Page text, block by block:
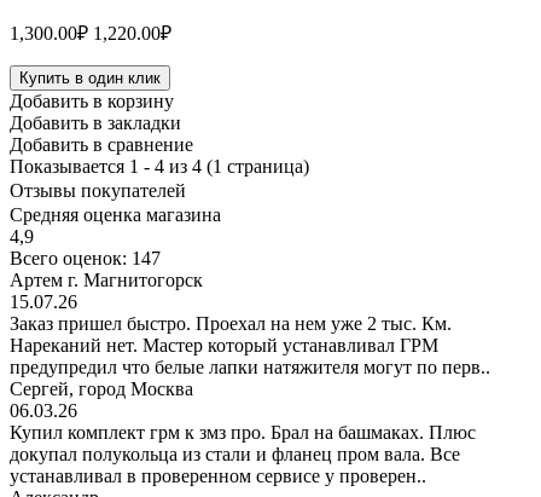
1,300.00₽ 1,220.00₽
Купить в один клик
Добавить в корзину
Добавить в закладки
Добавить в сравнение
Показывается 1 - 4 из 4 (1 страница)
Отзывы покупателей
Средняя оценка магазина
4,9
Всего оценок: 147
Артем г. Магнитогорск
15.07.26
Заказ пришел быстро. Проехал на нем уже 2 тыс. Км.
Нареканий нет. Мастер который устанавливал ГРМ
предупредил что белые лапки натяжителя могут по перв..
Сергей, город Москва
06.03.26
Купил комплект грм к змз про. Брал на башмаках. Плюс
докупал полукольца из стали и фланец пром вала. Все
устанавливал в проверенном сервисе у проверен..